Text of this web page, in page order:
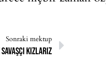
Sonraki mektup
kızlarız